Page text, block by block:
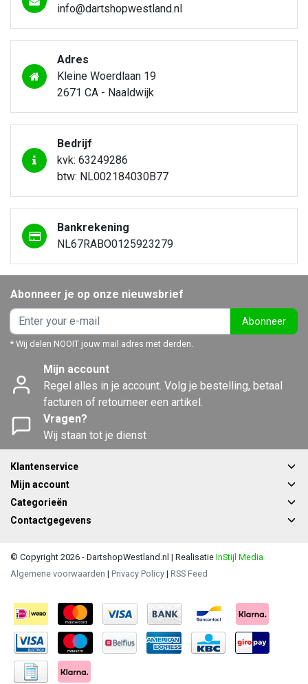
info@dartshopwestland.nl
Adres
Kleine Woerdlaan 19
2671 CA - Naaldwijk
Bedrijf
kvk: 63249286
btw: NL002184030B77
Bankrekening
NL67RABO0125923279
Abonneer je op onze nieuwsbrief
Abonneer
* Wij delen NOOIT jouw mail adres met derden.
Mijn account
Regel alles in je account. Volg je bestelling, betaal
facturen of retourneer een artikel.
Vragen?
Wij staan tot je dienst
Klantenservice
Mijn account
Categorieën
Contactgegevens
© Copyright 2026 - DartshopWestland.nl | Realisatie InStijl Media
Algemene voorwaarden | Privacy Policy | RSS Feed